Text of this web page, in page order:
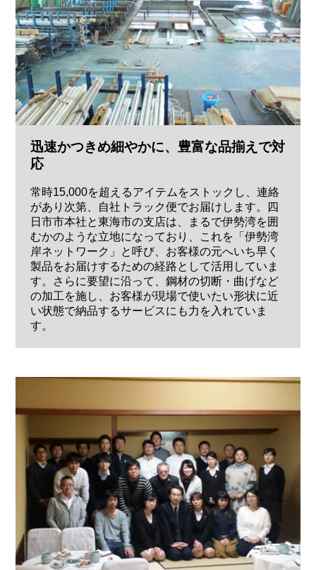
迅速かつきめ細やかに、豊富な品揃えで対
応
常時15,000を超えるアイテムをストックし、連絡
があり次第、自社トラック便でお届けします。四
日市市本社と東海市の支店は、まるで伊勢湾を囲
むかのような立地になっており、これを「伊勢湾
岸ネットワーク」と呼び、お客様の元へいち早く
製品をお届けするための経路として活用していま
す。さらに要望に沿って、鋼材の切断・曲げなど
の加工を施し、お客様が現場で使いたい形状に近
い状態で納品するサービスにも力を入れていま
す。